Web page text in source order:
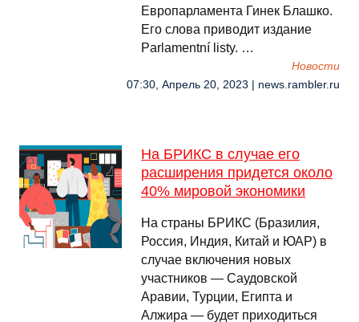
Европарламента Гинек Блашко.
Его слова приводит издание
Parlamentní listy. …
Новости
07:30, Апрель 20, 2023 | news.rambler.ru
На БРИКС в случае его
расширения придется около
40% мировой экономики
На страны БРИКС (Бразилия,
Россия, Индия, Китай и ЮАР) в
случае включения новых
участников — Саудовской
Аравии, Турции, Египта и
Алжира — будет приходиться